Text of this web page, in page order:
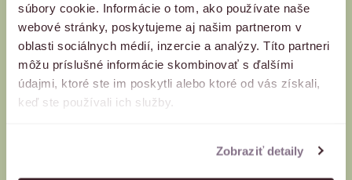
súbory cookie. Informácie o tom, ako používate naše
webové stránky, poskytujeme aj našim partnerom v
oblasti sociálnych médií, inzercie a analýzy. Títo partneri
môžu príslušné informácie skombinovať s ďalšími
údajmi, ktoré ste im poskytli alebo ktoré od vás získali,
keď ste používali ich služby.
Zobraziť detaily
O váš rezidenčný komfort sa stará HABERL Real Estate,
súčasť investičnej skupiny HABERL. Symbiózu s lokalitou,
použitie inovatívnych technológií a orientáciu na zelenú
budúcnosť docieľujeme spájaním sa s prémiovými partnermi.